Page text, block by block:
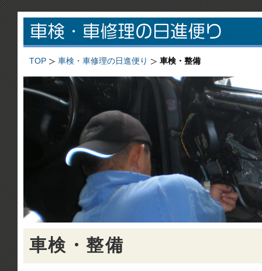
TOP 車検・車修理の日進便り 車検・整備
車検・整備